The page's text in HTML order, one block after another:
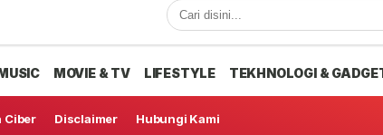
MOVIE & TV LIFESTYLE TEKHNOLOGI &
Ciber Disclaimer Hubungi Kami